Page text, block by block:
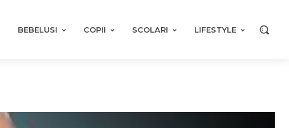
BEBELUSI COPII SCOLARI LIFESTYLE